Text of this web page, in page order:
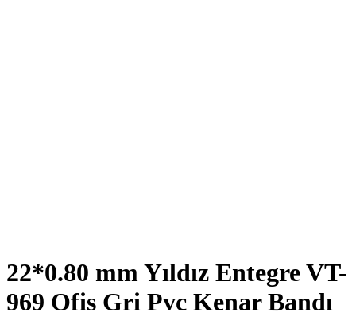
22*0.80 mm Yıldız Entegre VT-
969 Ofis Gri Pvc Kenar Bandı